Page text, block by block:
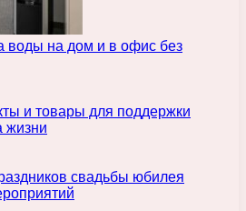
воды на дом и в офис без
и товары для поддержки
жизни
свадьбы юбилея